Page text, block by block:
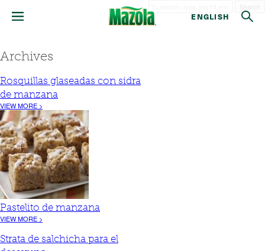
ENGLISH
Archives
Rosquillas glaseadas con sidra
de manzana
VIEW MORE >
Pastelito de manzana
VIEW MORE >
Strata de salchicha para el